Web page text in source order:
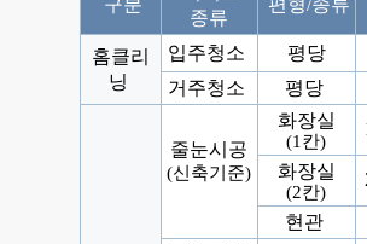
구분
종류
편형/종류
홈클리
닝
입주청소 평당
거주청소
평당
줄눈시공
(신축기준)
화장실
(1칸)
화장실
(2칸)
현관